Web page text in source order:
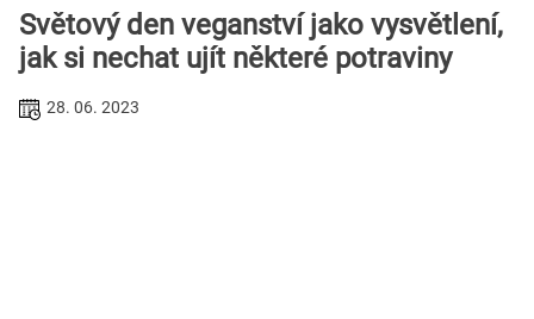
Světový den veganství jako vysvětlení,
jak si nechat ujít některé potraviny
28. 06. 2023